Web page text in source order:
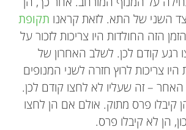
השני של התא. לזאת קראנו תקופת
הזה החולדות היו צריכות לזכור על
רגע קודם לכן. לשלב האחרון של
צריכות לרוץ חזרה לשני המנופים
האחר – זה שעליו לא לחצו קודם לכן.
קיבלו פרס מתוק. אולם אם הן לחצו
הן לא קיבלו פרס.